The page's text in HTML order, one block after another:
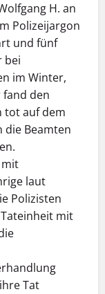
H. an
Polizeijargon
und fünf
bei
im Winter,
fand den
tot auf dem
die Beamten
mit
laut
Polizisten
mit
Tat